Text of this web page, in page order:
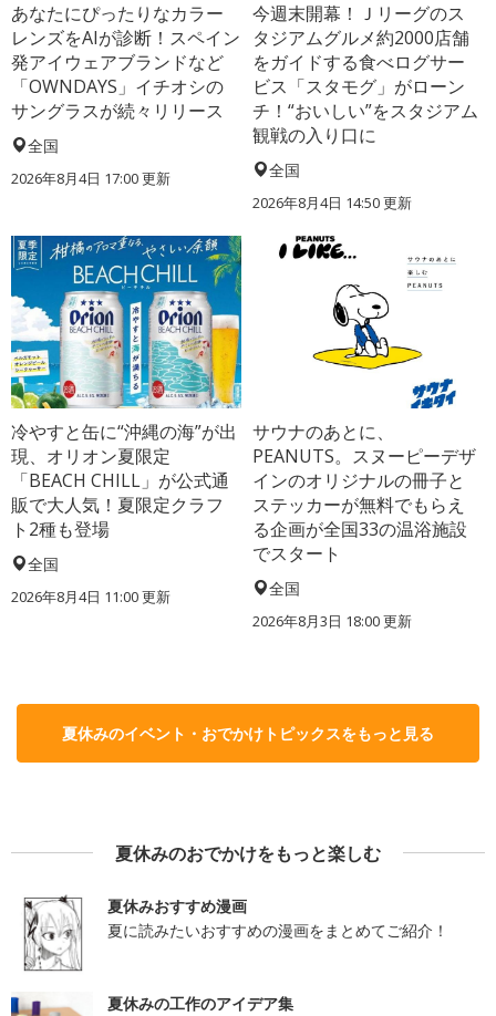
あなたにぴったりなカラー
レンズをAIが診断！スペイン
発アイウェアブランドなど
「OWNDAYS」イチオシの
サングラスが続々リリース
全国
2026年8月4日 17:00更新
今週末開幕！Ｊリーグのス
タジアムグルメ約2000店舗
をガイドする食べログサー
ビス「スタモグ」がローン
チ！“おいしい”をスタジアム
観戦の入り口に
全国
2026年8月4日 14:50更新
冷やすと缶に“沖縄の海”が出
現、オリオン夏限定
「BEACH CHILL」が公式通
販で大人気！夏限定クラフ
ト2種も登場
全国
2026年8月4日 11:00更新
サウナのあとに、
PEANUTS。スヌーピーデザ
インのオリジナルの冊子と
ステッカーが無料でもらえ
る企画が全国33の温浴施設
でスタート
全国
2026年8月3日 18:00更新
夏休みのイベント・おでかけトピックスをもっと見る
夏休みのおでかけをもっと楽しむ
夏休みおすすめ漫画
夏に読みたいおすすめの漫画をまとめてご紹介！
夏休みの工作のアイデア集